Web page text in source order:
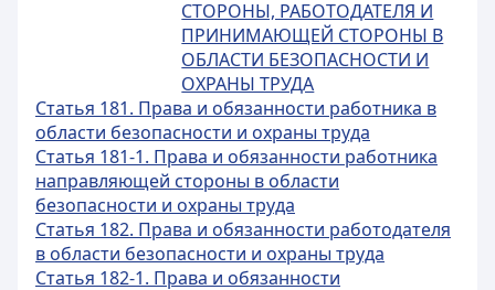
СТОРОНЫ, РАБОТОДАТЕЛЯ И
ПРИНИМАЮЩЕЙ СТОРОНЫ В
ОБЛАСТИ БЕЗОПАСНОСТИ И
ОХРАНЫ ТРУДА
Статья 181. Права и обязанности работника в
области безопасности и охраны труда
Статья 181-1. Права и обязанности работника
направляющей стороны в области
безопасности и охраны труда
Статья 182. Права и обязанности работодателя
в области безопасности и охраны труда
Статья 182-1. Права и обязанности